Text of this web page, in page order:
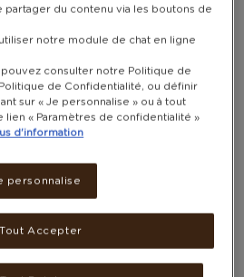
ADIDAS
en ligne et en magasin
- 8 300 POINTS
du contenu via les boutons de
notre module de chat en ligne
pouvez consulter notre Politique de
de Confidentialité, ou définir
sur « Je personnalise » ou à tout
lien « Paramètres de confidentialité »
d'information
personnalise
Tout Accepter